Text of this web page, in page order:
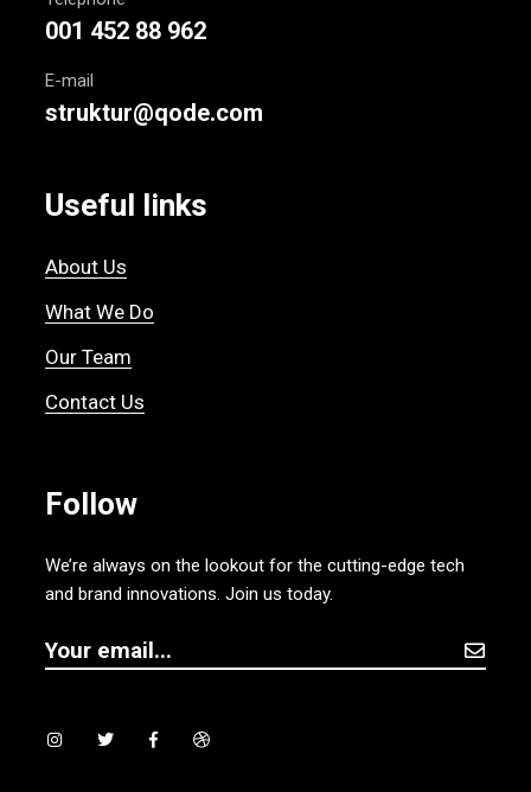
001 452 88 962
E-mail
struktur@qode.com
Useful links
About Us
What We Do
Our Team
Contact Us
Follow
We’re always on the lookout for the cutting-edge tech
and brand innovations. Join us today.